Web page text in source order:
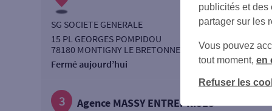
SG SOCIETE GENERALE
15 PL GEORGES POMPIDOU
78180 MONTIGNY LE BRETONNEUX
Fermé aujourd’hui
3 Agence MASSY ENTREPRISES
publicités et des
partager sur les
Vous pouvez
tout moment, en
Refuser les